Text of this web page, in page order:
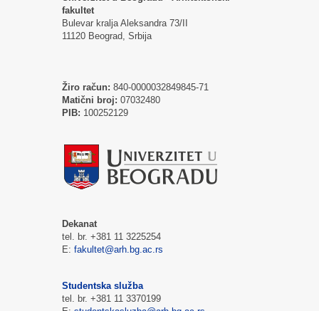
fakultet
Bulevar kralja Aleksandra 73/II
11120 Beograd, Srbija
Žiro račun: 840-0000032849845-71
Matični broj: 07032480
PIB: 100252129
Dekanat
tel. br. +381 11 3225254
E: fakultet@arh.bg.ac.rs
Studentska služba
tel. br. +381 11 3370199